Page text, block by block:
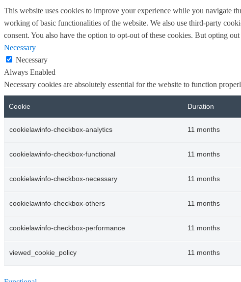
This website uses cookies to improve your experience while you navigate
working of basic functionalities of the website. We also use third-party
consent. You also have the option to opt-out of these cookies. But opting
Necessary
Necessary
Always Enabled
Necessary cookies are absolutely essential for the website to function
Cookie Duration
cookielawinfo-checkbox-analytics 11 months
cookielawinfo-checkbox-functional 11 months
cookielawinfo-checkbox-necessary 11 months
cookielawinfo-checkbox-others 11 months
cookielawinfo-checkbox-performance 11 months
viewed_cookie_policy 11 months